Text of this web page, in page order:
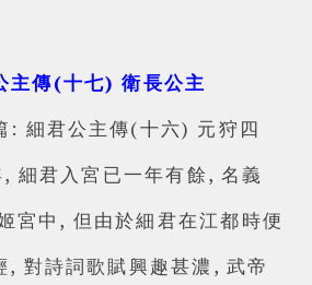
主傳(十七) 衛長公主
: 細君公主傳(十六) 元狩四
細君入宮已一年有餘, 名義
宮中, 但由於細君在江都時便
, 對詩詞歌賦興趣甚濃, 武帝